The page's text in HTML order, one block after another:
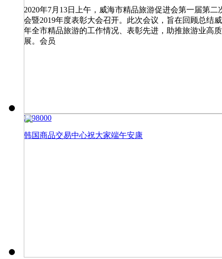
2020年7月13日上午，威海市精品旅游促进会第一届第二
会暨2019年度表彰大会召开。此次会议，旨在回顾总结
年全市精品旅游的工作情况、表彰先进，助推旅游业高
展。会员
2598000
韩国商品交易中心祝大家端午安康